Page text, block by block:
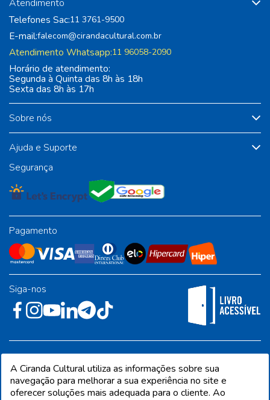
Sobre nós
Ajuda e Suporte
Atendimento
Telefones Sac:11 3761-9500
E-mail:falecom@cirandacultural.com.br
Atendimento Whatsapp:11 96058-2090
Horário de atendimento:
Segunda à Quinta das 8h às 18h
Sexta das 8h às 17h
Segurança
Pagamento
Siga-nos
Industrial - Jandira/SP - CEP 06612-001
A Ciranda Cultural utiliza as informações sobre sua
navegação para melhorar a sua experiência no site e
oferecer soluções mais adequada para o cliente. Ao